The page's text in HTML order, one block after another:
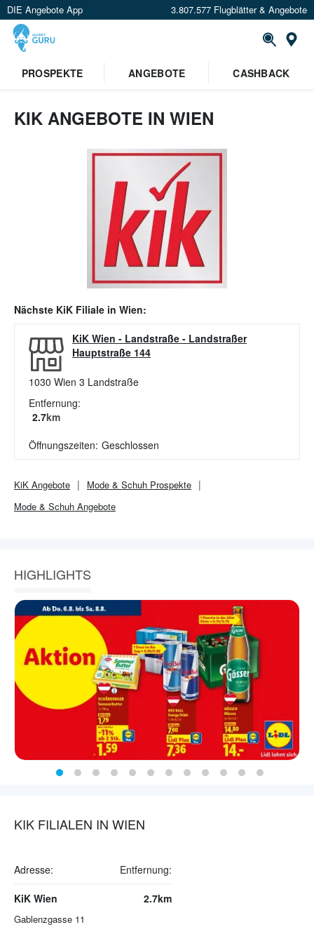
DIE Angebote App 3.807.577 Flugblätter & Angebote
PROSPEKTE
ANGEBOTE CASHBACK
KIK ANGEBOTE IN WIEN
Nächste KiK Filiale in Wien:
KiK Wien - Landstraße - Landstraßer
Hauptstraße 144
1030 Wien 3 Landstraße
Entfernung:
2.7km
Öffnungszeiten: Geschlossen
KiK Angebote Mode & Schuh Prospekte
Mode & Schuh Angebote
HIGHLIGHTS
KIK FILIALEN IN WIEN
Adresse: Entfernung:
KiK Wien
Gablenzgasse 11
2.7km